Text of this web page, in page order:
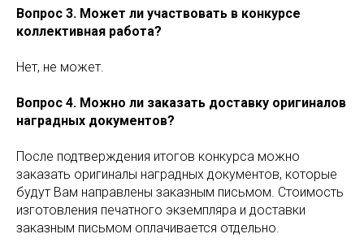
Вопрос 3. Может ли участвовать в конкурсе
коллективная работа?
Нет, не может.
Вопрос 4. Можно ли заказать доставку оригиналов
наградных документов?
После подтверждения итогов конкурса можно
заказать оригиналы наградных документов, которые
будут Вам направлены заказным письмом. Стоимость
изготовления печатного экземпляра и доставки
заказным письмом оплачивается отдельно.